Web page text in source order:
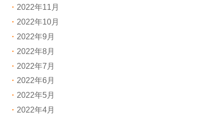
2022年11月
2022年10月
2022年9月
2022年8月
2022年7月
2022年6月
2022年5月
2022年4月